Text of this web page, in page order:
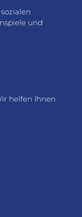
und
helfen Ihnen